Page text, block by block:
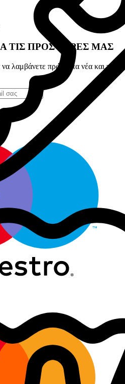
ΤΙΣ ΠΡΟΣΦΟΡΕΣ ΜΑΣ
λαμβάνετε πρώτοι τα νέα και τις